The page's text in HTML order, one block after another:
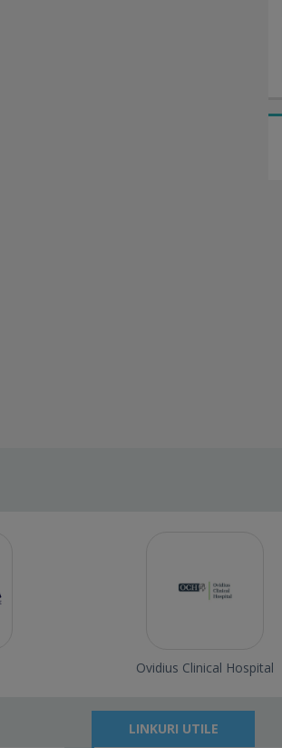
Ovidius Clinical Hospital
LINKURI UTILE